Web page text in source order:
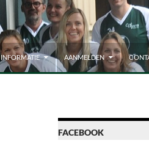
INFORMATIE AANMELDEN
FACEBOOK